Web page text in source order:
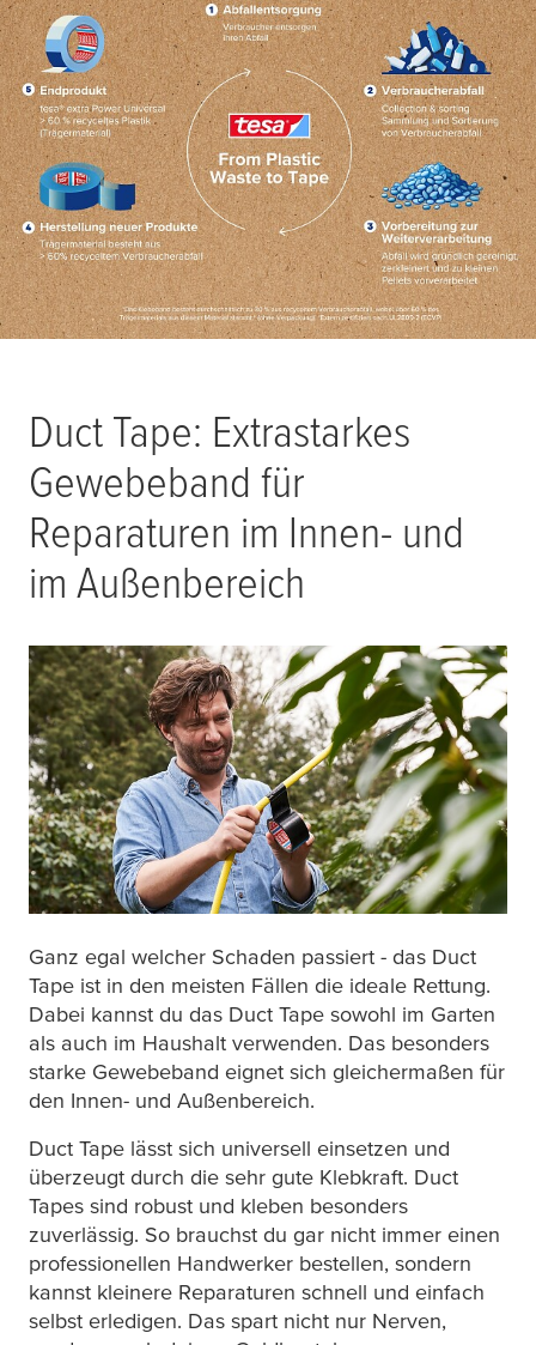
Duct Tape: Extrastarkes
Gewebeband für
Reparaturen im Innen- und
im Außenbereich
Ganz egal welcher Schaden passiert - das Duct
Tape ist in den meisten Fällen die ideale Rettung.
Dabei kannst du das Duct Tape sowohl im Garten
als auch im Haushalt verwenden. Das besonders
starke Gewebeband eignet sich gleichermaßen für
den Innen- und Außenbereich.
Duct Tape lässt sich universell einsetzen und
überzeugt durch die sehr gute Klebkraft. Duct
Tapes sind robust und kleben besonders
zuverlässig. So brauchst du gar nicht immer einen
professionellen Handwerker bestellen, sondern
kannst kleinere Reparaturen schnell und einfach
selbst erledigen. Das spart nicht nur Nerven,